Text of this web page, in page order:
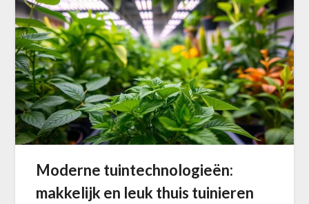
Moderne tuintechnologieën:
makkelijk en leuk thuis tuinieren